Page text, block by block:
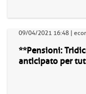
09/04/2021 16:48 |
**Pensioni:
anticipato per